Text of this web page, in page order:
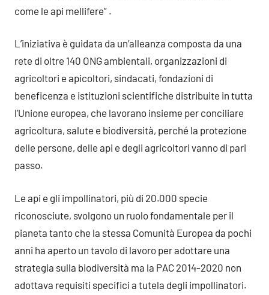
come le api mellifere” .
L’iniziativa è guidata da un’alleanza composta da una
rete di oltre 140 ONG ambientali, organizzazioni di
agricoltori e apicoltori, sindacati, fondazioni di
beneficenza e istituzioni scientifiche distribuite in tutta
l’Unione europea, che lavorano insieme per conciliare
agricoltura, salute e biodiversità, perché la protezione
delle persone, delle api e degli agricoltori vanno di pari
passo.
Le api e gli impollinatori, più di 20.000 specie
riconosciute, svolgono un ruolo fondamentale per il
pianeta tanto che la stessa Comunità Europea da pochi
anni ha aperto un tavolo di lavoro per adottare una
strategia sulla biodiversità ma la PAC 2014-2020 non
adottava requisiti specifici a tutela degli impollinatori.